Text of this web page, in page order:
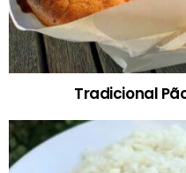
Tradicional